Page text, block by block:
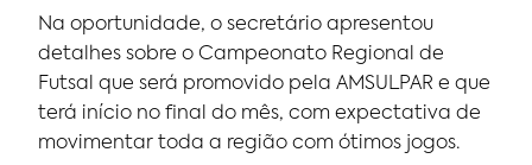
Na oportunidade, o secretário apresentou
detalhes sobre o Campeonato Regional de
Futsal que será promovido pela AMSULPAR e que
terá início no final do mês, com expectativa de
movimentar toda a região com ótimos jogos.